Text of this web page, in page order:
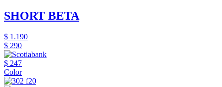
SHORT BETA
$ 1.190
$ 290
$ 247
Color